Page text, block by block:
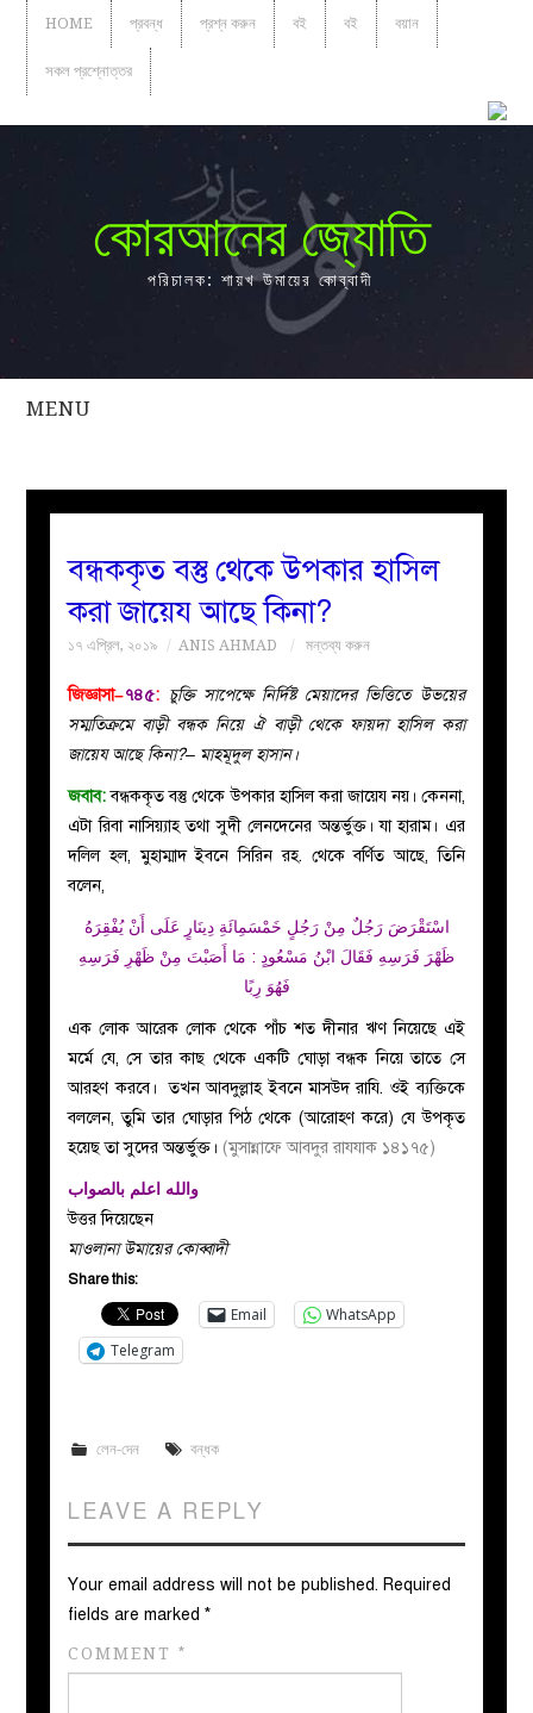
HOME প্রবন্ধ প্রশ্ন করুন বই বই বয়ান
সকল প্রশ্নোত্তর
কোরআনের জ্যোতি
পরিচালক: শায়খ উমায়ের কোব্বাদী
MENU
সকল
নারীদের
মজলিস
প্রশ্ন
করুন
বন্ধককৃত বস্তু থেকে উপকার হাসিল
করা জায়েয আছে কিনা?
১৭ এপ্রিল, ২০১৯ ANIS AHMAD মন্তব্য করুন
জিজ্ঞাসা–৭৪৫: চুক্তি সাপেক্ষে নির্দিষ্ট মেয়াদের ভিত্তিতে উভয়ের
সম্মতিক্রমে বাড়ী বন্ধক নিয়ে ঐ বাড়ী থেকে ফায়দা হাসিল করা
জায়েয আছে কিনা?– মাহমূদুল হাসান।
জবাব: বন্ধককৃত বস্তু থেকে উপকার হাসিল করা জায়েয নয়। কেননা,
এটা রিবা নাসিয়্যাহ তথা সুদী লেনদেনের অন্তর্ভুক্ত। যা হারাম। এর
দলিল হল, মুহাম্মাদ ইবনে সিরিন রহ. থেকে বর্ণিত আছে, তিনি
বলেন,
اسْتَقْرَضَرَجُلٌ مِنْ رَجُلٍ خَمْسَمِائَةِ دِينَارٍ عَلَى أَنْ يُفْقِرَهُ
ظَهْرَ فَرَسِهِ فَقَالَ ابْنُ مَسْعُودٍ : مَا أَصَبْتَ مِنْ ظَهْرِ فَرَسِهِ
فَهُوَ رِبًا
এক লোক আরেক লোক থেকে পাঁচ শত দীনার ঋণ নিয়েছে এই
মর্মে যে, সে তার কাছ থেকে একটি ঘোড়া বন্ধক নিয়ে তাতে সে
আরহণ করবে। তখন আবদুল্লাহ ইবনে মাসউদ রাযি. ওই ব্যক্তিকে
বললেন, তুমি তার ঘোড়ার পিঠ থেকে (আরোহণ করে) যে উপকৃত
হয়েছ তা সুদের অন্তর্ভুক্ত। (মুসান্নাফে আবদুর রাযযাক ১৪১৭৫)
والله اعلم بالصواب
উত্তর দিয়েছেন
মাওলানা উমায়ের কোব্বাদী
Share this:
Email
WhatsApp
Telegram
লেন-দেন বন্ধক
LEAVE A REPLY
Your email address will not be published. Required
fields are marked*
COMMENT*